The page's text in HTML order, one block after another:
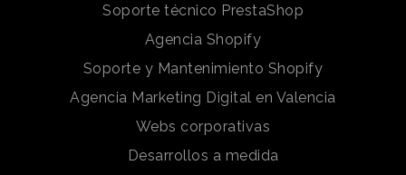
Soporte técnico PrestaShop
Agencia Shopify
Soporte y Mantenimiento Shopify
Agencia Marketing Digital en Valencia
Webs corporativas
Desarrollos a medida